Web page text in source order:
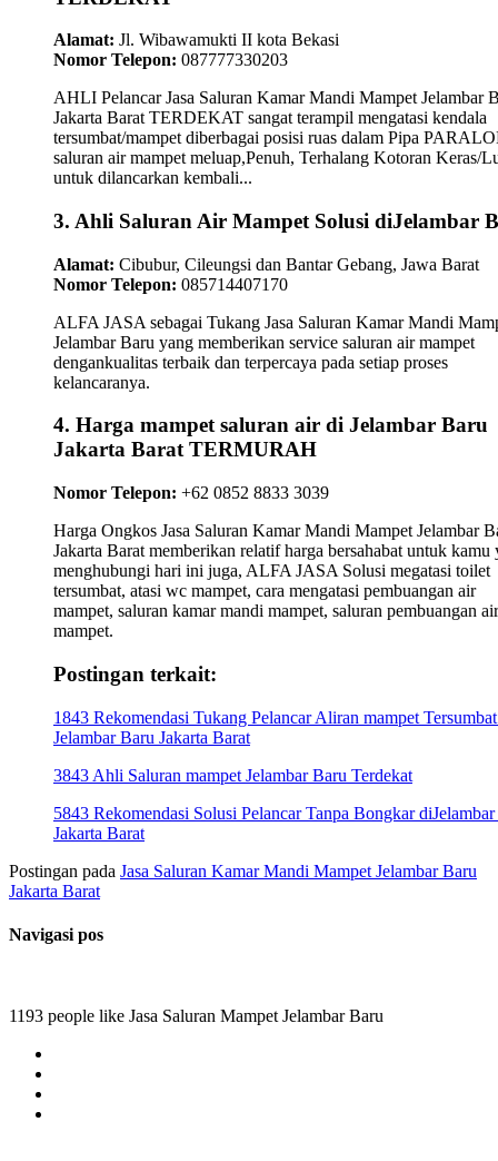
Alamat: Jl. Wibawamukti II kota Bekasi
Nomor Telepon: 087777330203
AHLI Pelancar Jasa Saluran Kamar Mandi Mampet Jelambar
Jakarta Barat TERDEKAT sangat terampil mengatasi kendala
tersumbat/mampet diberbagai posisi ruas dalam Pipa
saluran air mampet meluap,Penuh, Terhalang Kotoran Keras/
untuk dilancarkan kembali...
3. Ahli Saluran Air Mampet Solusi diJelambar
Alamat: Cibubur, Cileungsi dan Bantar Gebang, Jawa Barat
Nomor Telepon: 085714407170
ALFA JASA sebagai Tukang Jasa Saluran Kamar Mandi
Jelambar Baru yang memberikan service saluran air mampet
dengankualitas terbaik dan terpercaya pada setiap proses
kelancaranya.
4. Harga mampet saluran air di Jelambar Baru
Jakarta Barat TERMURAH
Nomor Telepon: +62 0852 8833 3039
Harga Ongkos Jasa Saluran Kamar Mandi Mampet Jelambar
Jakarta Barat memberikan relatif harga bersahabat untuk kamu
menghubungi hari ini juga, ALFA JASA Solusi megatasi toilet
tersumbat, atasi wc mampet, cara mengatasi pembuangan air
mampet, saluran kamar mandi mampet, saluran pembuangan air
mampet.
Postingan terkait:
1843 Rekomendasi Tukang Pelancar Aliran mampet
Jelambar Baru Jakarta Barat
3843 Ahli Saluran mampet Jelambar Baru Terdekat
5843 Rekomendasi Solusi Pelancar Tanpa Bongkar
Jakarta Barat
Postingan pada Jasa Saluran Kamar Mandi Mampet Jelambar Baru
Jakarta Barat
Navigasi pos
1193 people like Jasa Saluran Mampet Jelambar Baru